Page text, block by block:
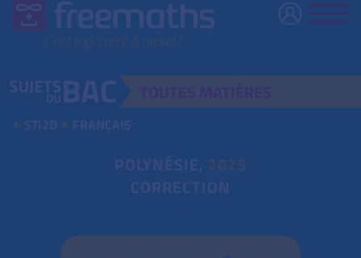
STI2D FRANÇAIS
POLYNÉSIE, 2025
CORRECTION